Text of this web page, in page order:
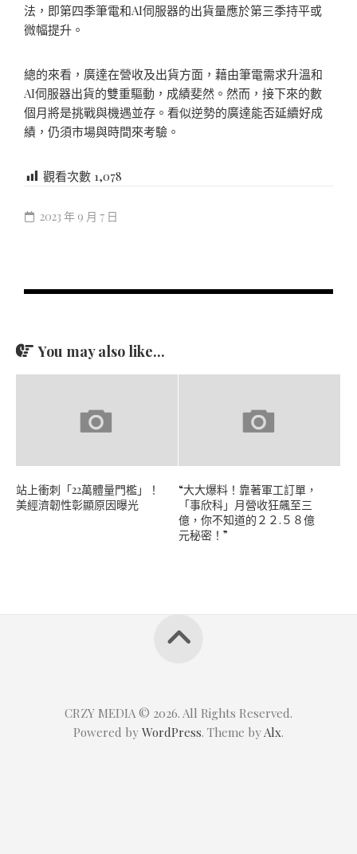
法，即第四季筆電和AI伺服器的出貨量應於第三季持平或
微幅提升。
總的來看，廣達在營收及出貨方面，藉由筆電需求升溫和
AI伺服器出貨的雙重驅動，成績斐然。然而，接下來的數
個月將是挑戰與機遇並存。看似逆勢的廣達能否延續好成
績，仍須市場與時間來考驗。
觀看次數 1,078
2023 年 9 月 7 日
You may also like...
站上衝刺「22萬體量門檻」！
美經濟韌性彰顯原因曝光
“大大爆料！靠著軍工訂單，
「事欣科」月營收狂飆至三
億，你不知道的２２.５８億
元秘密！”
CRZY MEDIA © 2026. All Rights Reserved.
Powered by WordPress. Theme by Alx.